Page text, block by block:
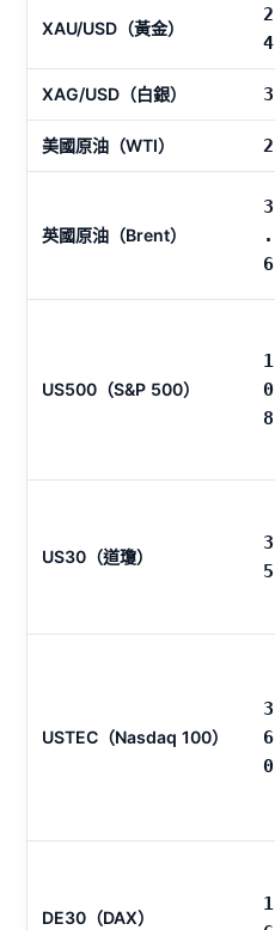
XAU/USD（黃金）
2
4
XAG/USD（白銀） 3
美國原油（WTI） 2
英國原油（Brent）
3
.
6
US500（S&P 500）
1
0
8
US30（道瓊）
3
5
USTEC（Nasdaq 100）
3
6
0
DE30（DAX）
1